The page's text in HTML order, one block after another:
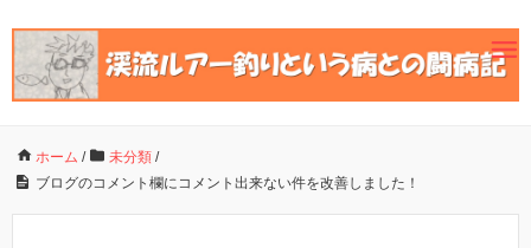
ホーム / 未分類 /
ブログのコメント欄にコメント出来ない件を改善しました！